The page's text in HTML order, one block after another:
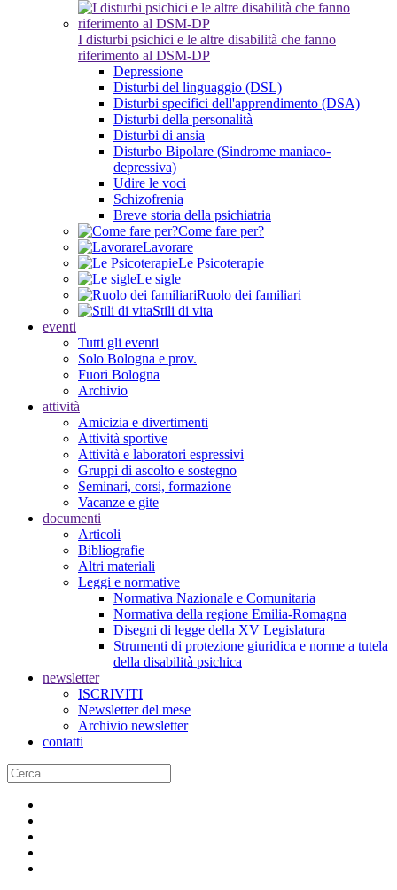
I disturbi psichici e le altre disabilità che fanno
riferimento al DSM-DP
Depressione
Disturbi del linguaggio (DSL)
Disturbi specifici dell'apprendimento (DSA)
Disturbi della personalità
Disturbi di ansia
Disturbo Bipolare (Sindrome maniaco-
depressiva)
Udire le voci
Schizofrenia
Breve storia della psichiatria
Come fare per?
Lavorare
Le Psicoterapie
Le sigle
Ruolo dei familiari
Stili di vita
eventi
Tutti gli eventi
Solo Bologna e prov.
Fuori Bologna
Archivio
attività
Amicizia e divertimenti
Attività sportive
Attività e laboratori espressivi
Gruppi di ascolto e sostegno
Seminari, corsi, formazione
Vacanze e gite
documenti
Articoli
Bibliografie
Altri materiali
Leggi e normative
Normativa Nazionale e Comunitaria
Normativa della regione Emilia-Romagna
Disegni di legge della XV Legislatura
Strumenti di protezione giuridica e norme a tutela
della disabilità psichica
newsletter
ISCRIVITI
Newsletter del mese
Archivio newsletter
contatti